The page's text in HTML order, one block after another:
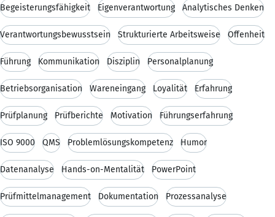
Begeisterungsfähigkeit Eigenverantwortung Analytisches Denken
Verantwortungsbewusstsein Strukturierte Arbeitsweise Offenheit
Führung Kommunikation Disziplin Personalplanung
Betriebsorganisation Wareneingang Loyalität Erfahrung
Prüfplanung Prüfberichte Motivation Führungserfahrung
ISO 9000 QMS Problemlösungskompetenz Humor
Datenanalyse Hands-on-Mentalität PowerPoint
Prüfmittelmanagement Dokumentation Prozessanalyse